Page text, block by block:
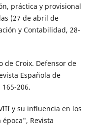
práctica y provisional
(27 de abril de
y Contabilidad, 28-
de Croix. Defensor de
Española de
206.
y su influencia en los
Revista